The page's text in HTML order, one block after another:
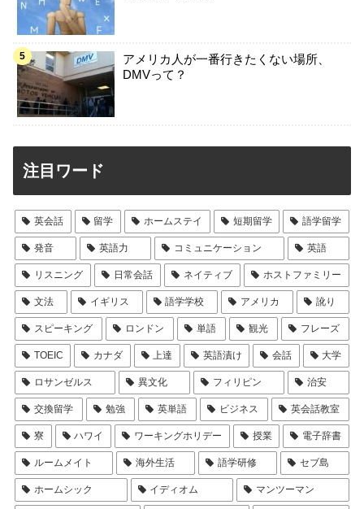
アメリカ人が一番行きたくない場所、
DMVって？
注目ワード
英会話 留学 ホームステイ 短期留学 語学留学
発音 英語力 コミュニケーション 英語
リスニング 日常会話 ネイティブ ホストファミリー
文法 イギリス 語学学校 アメリカ 訛り
スピーキング ロンドン 単語 観光 フレーズ
TOEIC カナダ 上達 英語漬け 会話 大学
ロサンゼルス 異文化 フィリピン 治安
交換留学 勉強 英単語 ビジネス 英会話教室
寮 ハワイ ワーキングホリデー 授業 電子辞書
ルームメイト 海外生活 語学研修 セブ島
ホームシック イディオム マンツーマン